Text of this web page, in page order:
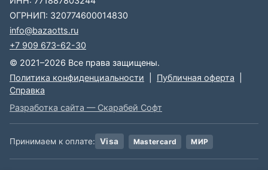
ОГРНИП: 320774600014830
info@bazaotts.ru
+7 909 673-62-30
© 2021–2026 Все права защищены.
Политика конфиденциальности
Публичная оферта
Справка
Разработка сайта — Скарабей Софт
Принимаем к оплате: Visa Mastercard МИР